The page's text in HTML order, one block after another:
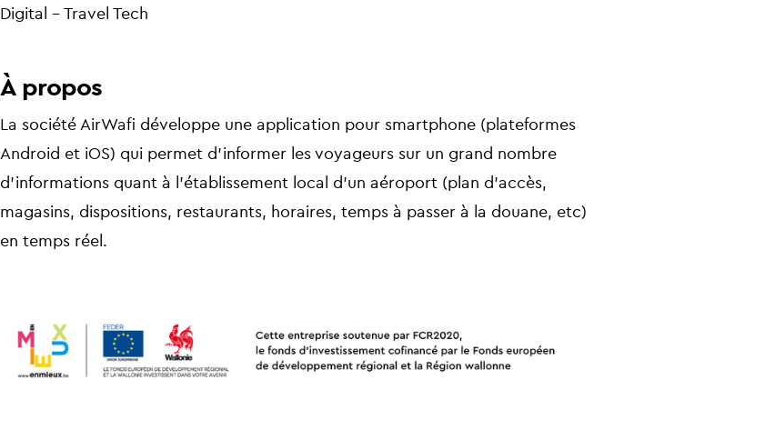
Digital - Travel Tech
À propos
La société AirWafi développe une application pour smartphone (plateformes
Android et iOS) qui permet d’informer les voyageurs sur un grand nombre
d’informations quant à l’établissement local d’un aéroport (plan d’accès,
magasins, dispositions, restaurants, horaires, temps à passer à la douane, etc)
en temps réel.